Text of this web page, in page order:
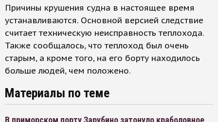
Причины крушения судна в настоящее время
устанавливаются. Основной версией следствие
считает техническую неисправность теплохода.
Также сообщалось, что теплоход был очень
старым, а кроме того, на его борту находилось
больше людей, чем положено.
Материалы по теме
В приморском порту Зарубино затонуло краболовное